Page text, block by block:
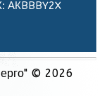
АКBBBY2X
© 2026